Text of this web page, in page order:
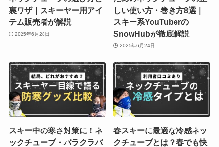
裏ワザ｜スキーヤー用アイ
テム販売者が解説
2025年6月28日
しい使い方・巻き方8選｜
スキー系YouTuberの
SnowHubが徹底解説
2025年6月24日
スキー中の寒さ対策に！ネ
ックチューブ・バラクラバ
春スキーに最適な冷感ネッ
クチューブとは？春でも快